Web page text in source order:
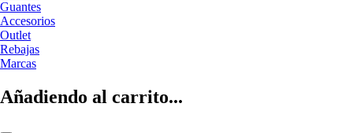
Guantes
Accesorios
Outlet
Rebajas
Marcas
Añadiendo al carrito...